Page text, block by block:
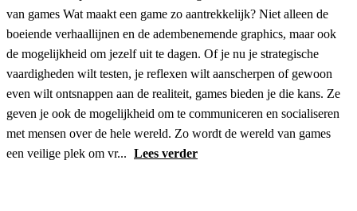
van games Wat maakt een game zo aantrekkelijk? Niet alleen de
boeiende verhaallijnen en de adembenemende graphics, maar ook
de mogelijkheid om jezelf uit te dagen. Of je nu je strategische
vaardigheden wilt testen, je reflexen wilt aanscherpen of gewoon
even wilt ontsnappen aan de realiteit, games bieden je die kans. Ze
geven je ook de mogelijkheid om te communiceren en socialiseren
met mensen over de hele wereld. Zo wordt de wereld van games
een veilige plek om vr... Lees verder